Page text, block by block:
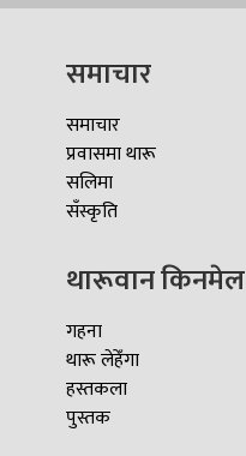
समाचार
समाचार
प्रवासमा थारू
सलिमा
सँस्कृति
थारूवान किनमेल
गहना
थारू लेहेँगा
हस्तकला
पुस्तक